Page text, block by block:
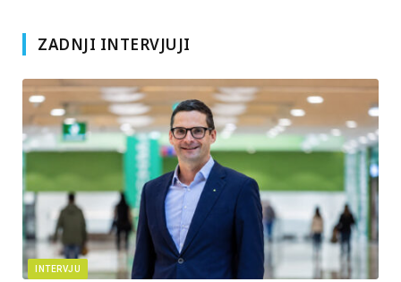
ZADNJI INTERVJUJI
INTERVJU